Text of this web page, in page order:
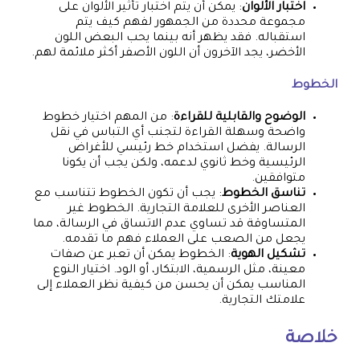
اختبار الألوان: يمكن أن يتم اختبار تأثير الألوان على
مجموعة محددة من الجمهور لفهم كيف يتم
استقباله. فقد يظهر أنه بينما يحب البعض اللون
الأخضر، يجد الآخرون أن اللون الأصفر أكثر ملائمة لهم.
الخطوط
الوضوح والقابلية للقراءة: من المهم اختيار خطوط
واضحة وسهلة القراءة لتجنب أي التباس في نقل
الرسالة. يفضل استخدام خط رئيسي للأغراض
الرئيسية وخط ثانوي لدعمه، ولكن يجب أن يكونا
متوافقين.
تناسق الخطوط: يجب أن تكون الخطوط تتناسب مع
العناصر الأخرى للعلامة التجارية. الخطوط غير
المتساوقة قد تساوي عدم الاتساق في الرسالة، مما
يجعل من الصعب على العملاء فهم ما تقدمه.
تشكيل الهوية: الخطوط يمكن أن تعبر عن صفات
معينة، مثل الرسمية، الابتكار، أو الود. اختيار النوع
المناسب يمكن أن يحسن من كيفية نظر العملاء إلى
علامتك التجارية.
خلاصة